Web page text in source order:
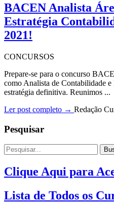
BACEN Analista
Estratégia
2021!
CONCURSOS
Prepare-se para o concurso
como Analista de Contabilidade
estratégia definitiva. Reunimos ...
Ler post completo → Redação
Pesquisar
Clique Aqui para
Lista de Todos os